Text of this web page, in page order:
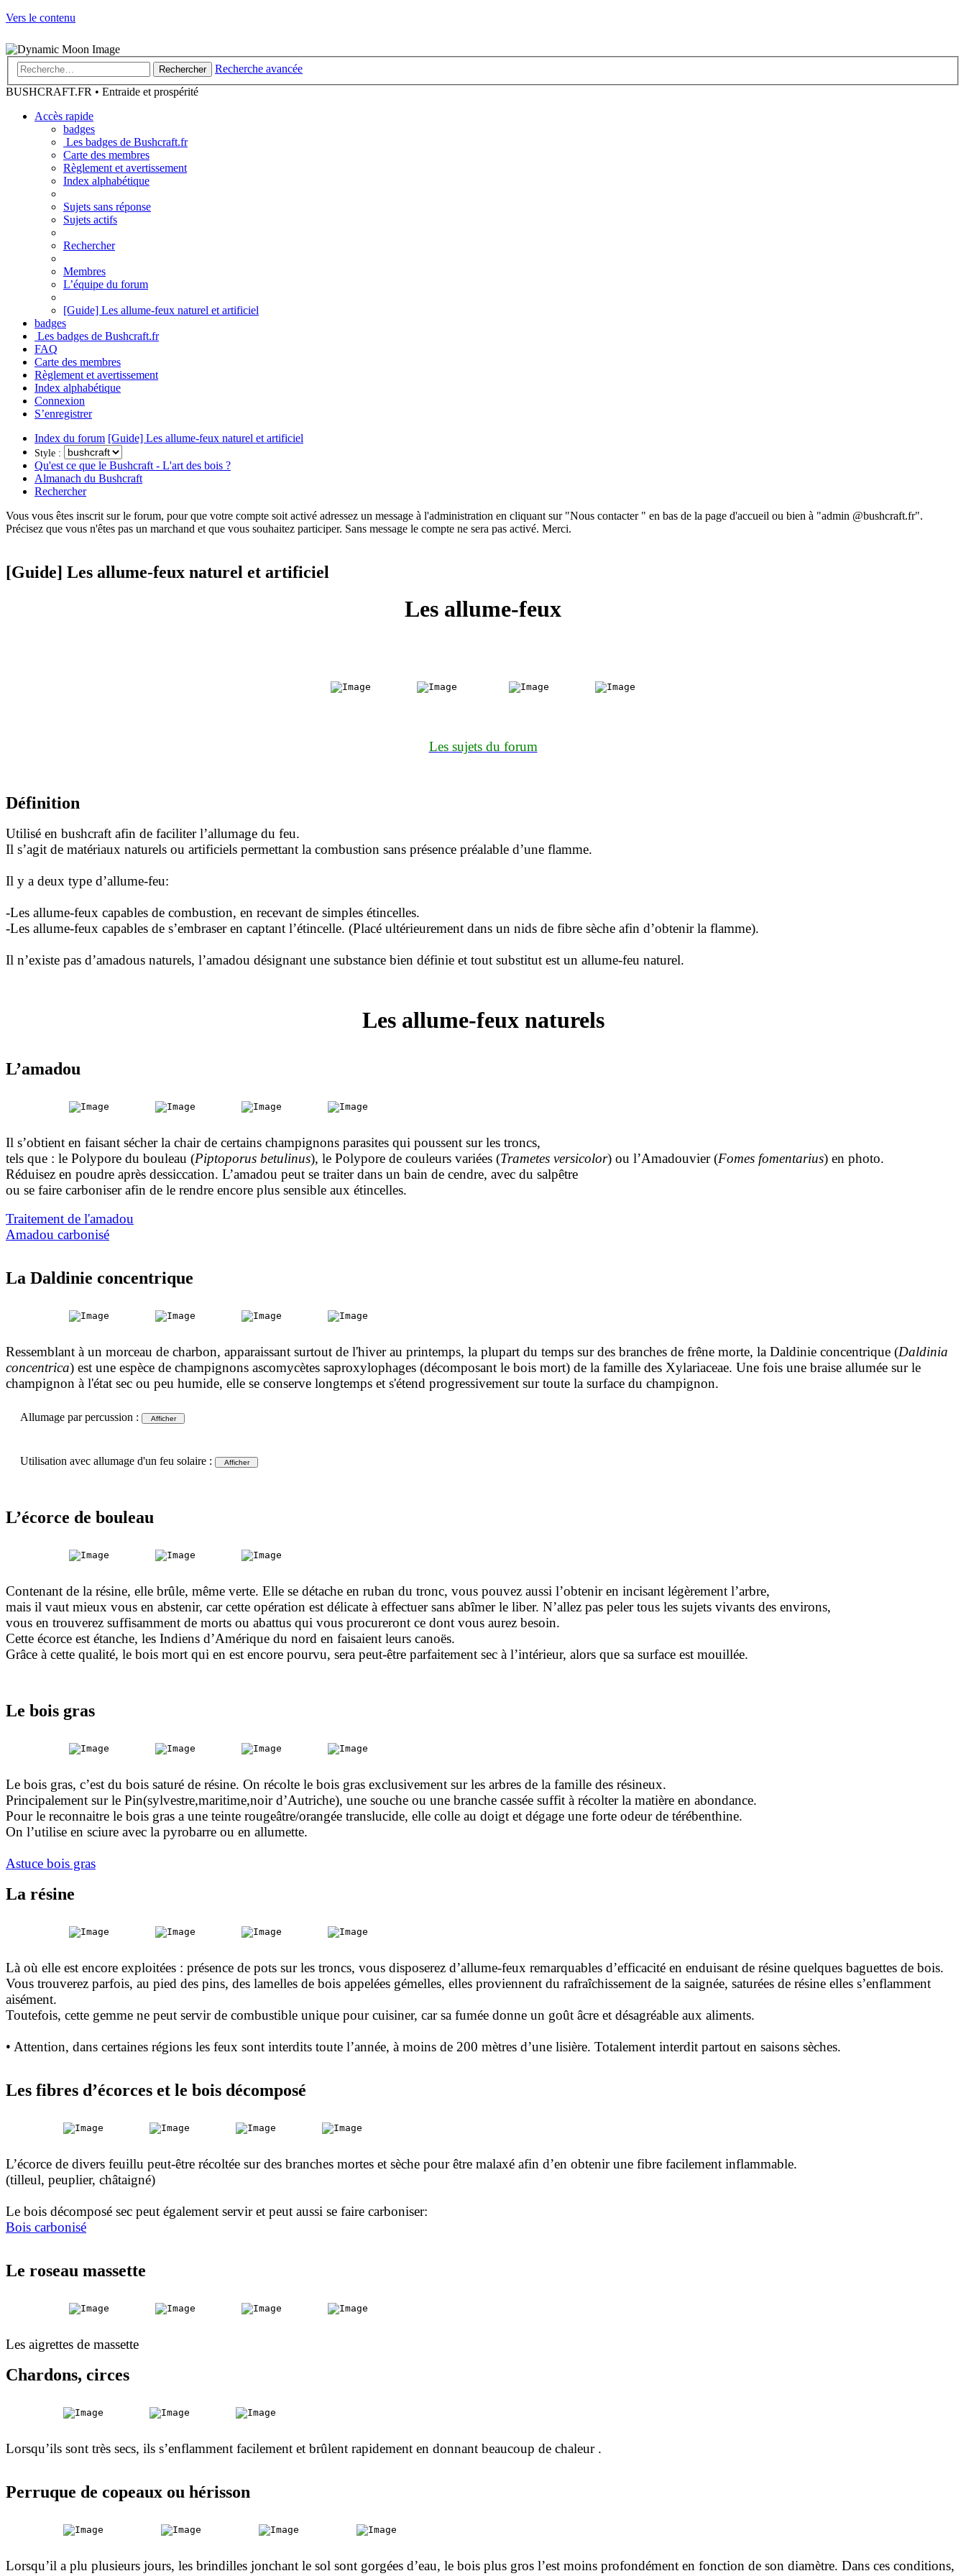
Vers le contenu
Rechercher
Recherche avancée
BUSHCRAFT.FR • Entraide et prospérité
Accès rapide
badges
Les badges de Bushcraft.fr
Carte des membres
Règlement et avertissement
Index alphabétique
Sujets sans réponse
Sujets actifs
Rechercher
Membres
L’équipe du forum
[Guide] Les allume-feux naturel et artificiel
badges
Les badges de Bushcraft.fr
FAQ
Carte des membres
Règlement et avertissement
Index alphabétique
Connexion
S’enregistrer
Index du forum [Guide] Les allume-feux naturel et artificiel
Style :
Qu'est ce que le Bushcraft - L'art des bois ?
Almanach du Bushcraft
Rechercher
Vous vous êtes inscrit sur le forum, pour que votre compte soit activé adressez un message à l'administration en cliquant sur "Nous contacter " en bas de la page d'accueil ou bien à "admin @bushcraft.fr".
Précisez que vous n'êtes pas un marchand et que vous souhaitez participer. Sans message le compte ne sera pas activé. Merci.
[Guide] Les allume-feux naturel et artificiel
Les allume-feux
Les sujets du forum
Définition
Utilisé en bushcraft afin de faciliter l’allumage du feu.
Il s’agit de matériaux naturels ou artificiels permettant la combustion sans présence préalable d’une flamme.
Il y a deux type d’allume-feu:
-Les allume-feux capables de combustion, en recevant de simples étincelles.
-Les allume-feux capables de s’embraser en captant l’étincelle. (Placé ultérieurement dans un nids de fibre sèche afin d’obtenir la flamme).
Il n’existe pas d’amadous naturels, l’amadou désignant une substance bien définie et tout substitut est un allume-feu naturel.
Les allume-feux naturels
L’amadou
Il s’obtient en faisant sécher la chair de certains champignons parasites qui poussent sur les troncs,
tels que : le Polypore du bouleau (Piptoporus betulinus), le Polypore de couleurs variées (Trametes versicolor) ou l’Amadouvier (Fomes fomentarius) en photo.
Réduisez en poudre après dessiccation. L’amadou peut se traiter dans un bain de cendre, avec du salpêtre
ou se faire carboniser afin de le rendre encore plus sensible aux étincelles.
Traitement de l'amadou
Amadou carbonisé
La Daldinie concentrique
Ressemblant à un morceau de charbon, apparaissant surtout de l'hiver au printemps, la plupart du temps sur des branches de frêne morte, la Daldinie concentrique (Daldinia
concentrica) est une espèce de champignons ascomycètes saproxylophages (décomposant le bois mort) de la famille des Xylariaceae. Une fois une braise allumée sur le
champignon à l'état sec ou peu humide, elle se conserve longtemps et s'étend progressivement sur toute la surface du champignon.
Allumage par percussion :
Utilisation avec allumage d'un feu solaire :
L’écorce de bouleau
Contenant de la résine, elle brûle, même verte. Elle se détache en ruban du tronc, vous pouvez aussi l’obtenir en incisant légèrement l’arbre,
mais il vaut mieux vous en abstenir, car cette opération est délicate à effectuer sans abîmer le liber. N’allez pas peler tous les sujets vivants des environs,
vous en trouverez suffisamment de morts ou abattus qui vous procureront ce dont vous aurez besoin.
Cette écorce est étanche, les Indiens d’Amérique du nord en faisaient leurs canoës.
Grâce à cette qualité, le bois mort qui en est encore pourvu, sera peut-être parfaitement sec à l’intérieur, alors que sa surface est mouillée.
Le bois gras
Le bois gras, c’est du bois saturé de résine. On récolte le bois gras exclusivement sur les arbres de la famille des résineux.
Principalement sur le Pin(sylvestre,maritime,noir d’Autriche), une souche ou une branche cassée suffit à récolter la matière en abondance.
Pour le reconnaitre le bois gras a une teinte rougeâtre/orangée translucide, elle colle au doigt et dégage une forte odeur de térébenthine.
On l’utilise en sciure avec la pyrobarre ou en allumette.
Astuce bois gras
La résine
Là où elle est encore exploitées : présence de pots sur les troncs, vous disposerez d’allume-feux remarquables d’efficacité en enduisant de résine quelques baguettes de bois.
Vous trouverez parfois, au pied des pins, des lamelles de bois appelées gémelles, elles proviennent du rafraîchissement de la saignée, saturées de résine elles s’enflamment
aisément.
Toutefois, cette gemme ne peut servir de combustible unique pour cuisiner, car sa fumée donne un goût âcre et désagréable aux aliments.
• Attention, dans certaines régions les feux sont interdits toute l’année, à moins de 200 mètres d’une lisière. Totalement interdit partout en saisons sèches.
Les fibres d’écorces et le bois décomposé
L’écorce de divers feuillu peut-être récoltée sur des branches mortes et sèche pour être malaxé afin d’en obtenir une fibre facilement inflammable.
(tilleul, peuplier, châtaigné)
Le bois décomposé sec peut également servir et peut aussi se faire carboniser:
Bois carbonisé
Le roseau massette
Les aigrettes de massette
Chardons, circes
Lorsqu’ils sont très secs, ils s’enflamment facilement et brûlent rapidement en donnant beaucoup de chaleur .
Perruque de copeaux ou hérisson
Lorsqu’il a plu plusieurs jours, les brindilles jonchant le sol sont gorgées d’eau, le bois plus gros l’est moins profondément en fonction de son diamètre. Dans ces conditions,